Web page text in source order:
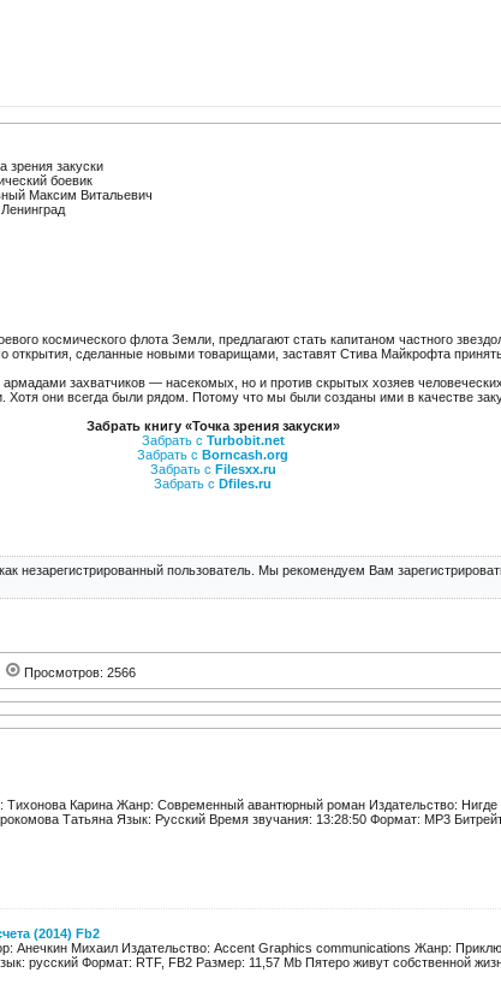
зрения закуски
боевик
Максим Витальевич
Ленинград
космического флота Земли, предлагают стать капитаном частного
открытия, сделанные новыми товарищами, заставят Стива Майкрофта
захватчиков — насекомых, но и против скрытых хозяев
Хотя они всегда были рядом. Потому что мы были созданы ими в качестве
Забрать книгу «Точка зрения закуски»
Забрать с Turbobit.net
Забрать с Borncash.org
Забрать с Filesxx.ru
Забрать с Dfiles.ru
незарегистрированный пользователь. Мы рекомендуем Вам
Просмотров: 2566
Тихонова Карина Жанр: Современный авантюрный роман Издательство:
Татьяна Язык: Русский Время звучания: 13:28:50 Формат: MP3 Битрейт
(2014) Fb2
Анечкин Михаил Издательство: Accent Graphics communications Жанр:
русский Формат: RTF, FB2 Размер: 11,57 Mb Пятеро живут собственной